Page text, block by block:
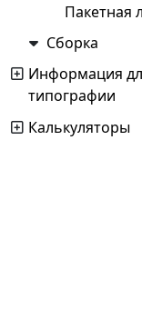
Пакетная
Сборка
Информация
типографии
Калькуляторы